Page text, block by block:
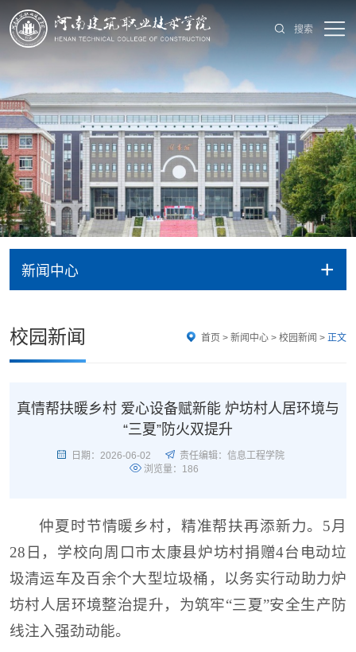
搜索
新闻中心 +
校园新闻 首页 >新闻中心 >校园新闻 >正文
真情帮扶暖乡村 爱心设备赋新能 炉坊村人居环境与
“三夏”防火双提升
日期：2026-06-02
责任编辑：信息工程学院
浏览量：
186
仲夏时节情暖乡村，精准帮扶再添新力。5月
28日，学校向周口市太康县炉坊村捐赠4台电动垃
圾清运车及百余个大型垃圾桶，以务实行动助力炉
坊村人居环境整治提升，为筑牢“三夏”安全生产防
线注入强劲动能。